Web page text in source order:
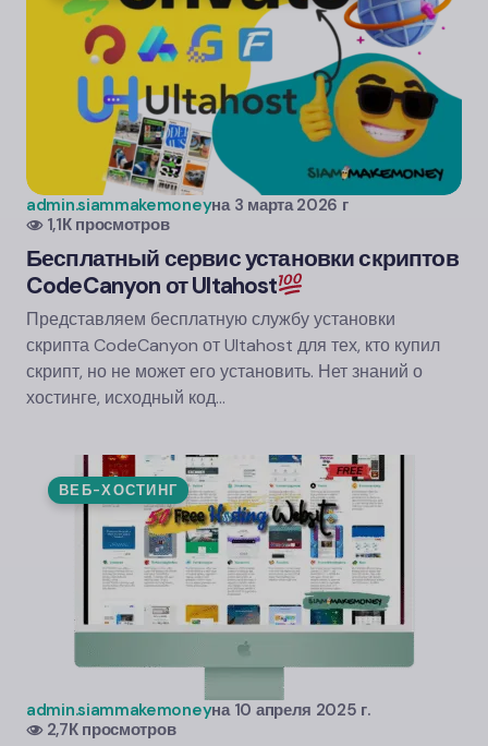
admin.siammakemoneyна 3 марта 2026 г
1,1К просмотров
Бесплатный сервис установки скриптов
CodeCanyon от Ultahost
Представляем бесплатную службу установки
скрипта CodeCanyon от Ultahost для тех, кто купил
скрипт, но не может его установить. Нет знаний о
хостинге, исходный код...
ВЕБ-ХОСТИНГ
admin.siammakemoneyна 10 апреля 2025 г.
2,7К просмотров